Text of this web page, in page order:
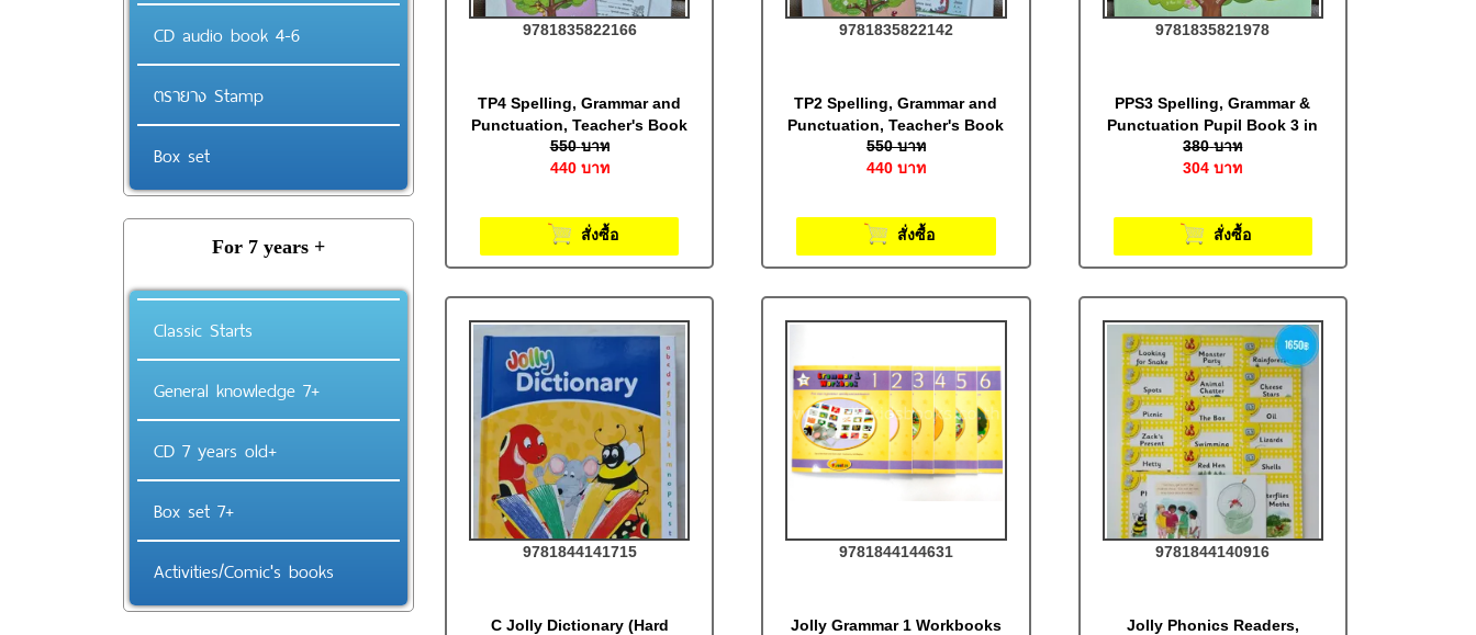
CD audio book 4-6
ตรายาง Stamp
Box set
For 7 years +
Classic Starts
General knowledge 7+
CD 7 years old+
Box set 7+
Activities/Comic's books
9781835822166
TP4 Spelling, Grammar and
Punctuation, Teacher's Book
4 (Print Letters): Jolly
Literacy
550 บาท
440 บาท
สั่งซื้อ
9781835822142
TP2 Spelling, Grammar and
Punctuation, Teacher's Book
2 (Print Letters): Jolly
Literacy
550 บาท
440 บาท
สั่งซื้อ
9781835821978
PPS3 Spelling, Grammar &
Punctuation Pupil Book 3 in
Print Letters (BE): Jolly
Literacy
380 บาท
304บาท
สั่งซื้อ
9781844141715
C Jolly Dictionary (Hard
9781844144631
Jolly Grammar 1 Workbooks
9781844140916
Jolly Phonics Readers,